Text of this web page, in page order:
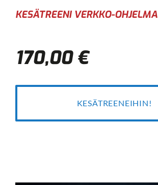
KESÄTREENI VERKKO-OHJELMA
170,00 €
KESÄTREENEIHIN!